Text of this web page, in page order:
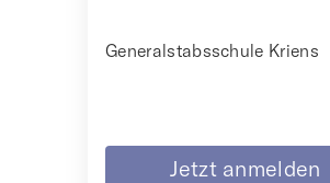
Generalstabsschule Kriens
Jetzt anmelden